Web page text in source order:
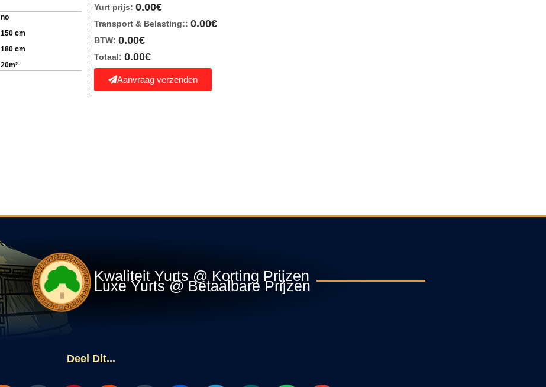
no
150 cm
180 cm
20m²
Yurt prijs: 0.00€
Transport & Belasting:: 0.00€
BTW: 0.00€
Totaal: 0.00€
Aanvraag verzenden
Kwaliteit Yurts @ Korting Prijzen
Luxe Yurts @ Betaalbare Prijzen
Deel Dit...